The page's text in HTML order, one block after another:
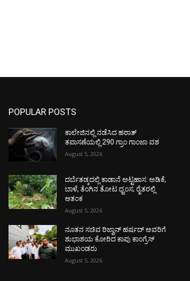
POPULAR POSTS
ಕಾಲೇಜಿನಲ್ಲಿ ನಡೆಸಿದ ಹಠಾತ್
ತಪಾಸಣೆಯಲ್ಲಿ 290 ಗ್ರಾಂ ಗಾಂಜಾ ವಶ
August 5, 2026
ದರ್ಬೆತಡ್ಕದಲ್ಲಿ ಕಾಡಾನೆ ಅಟ್ಟಹಾಸ: ಅಡಿಕೆ,
ಬಾಳೆ, ತೆಂಗಿನ ತೋಟ ಧ್ವಂಸ; ರೈತರಲ್ಲಿ
ಆತಂಕ
August 5, 2026
ನೂತನ ಸಚಿವ ರಿಜ್ವಾನ್ ಹರ್ಷದ್ ಅವರಿಗೆ
ಶುಭಾಶಯ ಕೋರಿದ ಕಾಪು ಕಾಂಗ್ರೆಸ್
ಮುಖಂಡರು
August 5, 2026